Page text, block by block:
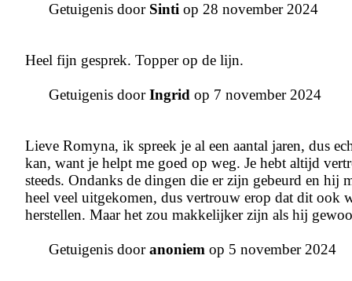
Getuigenis door Sinti op 28 november 2024
Heel fijn gesprek. Topper op de lijn.
Getuigenis doorIngrid op 7 november 2024
Lieve Romyna, ik spreek je al een aantal jaren, dus
kan, want je helpt me goed op weg. Je hebt altijd
steeds. Ondanks de dingen die er zijn gebeurd en
heel veel uitgekomen, dus vertrouw erop dat dit ook
herstellen. Maar het zou makkelijker zijn als hij
Getuigenis dooranoniem op 5 november 2024